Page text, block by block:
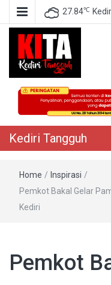
27.84℃
Kediri
Berita Akurat Terpercaya
Kediri Tangguh
Home / Inspirasi /
Pemkot Bakal Gelar
Kediri
Pemkot